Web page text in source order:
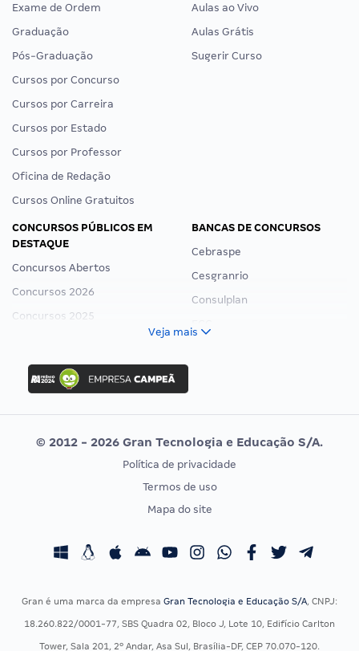
Exame de Ordem
Graduação
Pós-Graduação
Cursos por Concurso
Cursos por Carreira
Cursos por Estado
Cursos por Professor
Oficina de Redação
Cursos Online Gratuitos
Aulas ao Vivo
Aulas Grátis
Sugerir Curso
CONCURSOS PÚBLICOS EM
DESTAQUE
Concursos Abertos
Concursos 2026
Concursos 2025
Concurso Ibama
Concurso MPU
Editais publicados
BANCAS DE CONCURSOS
Cebraspe
Cesgranrio
Consulplan
Vunesp
CONCURSOS POR PROFISSÃO
Concursos Fiscais
EXAME DE ORDEM
Calendário OAB
Veja mais
© 2012 - 2026 Gran Tecnologia e Educação S/A.
Política de privacidade
Termos de uso
Mapa do site
Gran é uma marca da empresa Gran Tecnologia e Educação S/A, CNPJ:
18.260.822/0001-77, SBS Quadra 02, Bloco J, Lote 10, Edifício Carlton
Tower, Sala 201, 2º Andar, Asa Sul, Brasília-DF, CEP 70.070-120.